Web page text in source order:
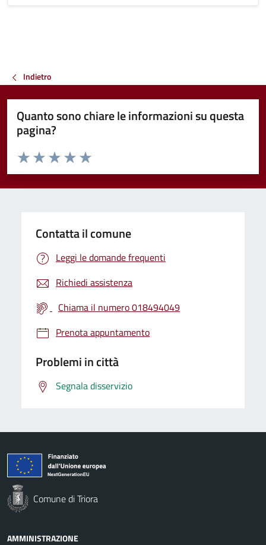
Indietro
Quanto sono chiare le informazioni su questa
pagina?
Valuta da 1 a 5 stelle la pagina
Valuta 5 stelle su 5
Valuta 4 stelle su 5
Valuta 3 stelle su 5
Valuta 2 stelle su 5
Valuta 1 stelle su 5
Contatta il comune
Leggi le domande frequenti
Richiedi assistenza
Chiama il numero 018494049
Prenota appuntamento
Problemi in città
Segnala disservizio
Comune di Triora
AMMINISTRAZIONE